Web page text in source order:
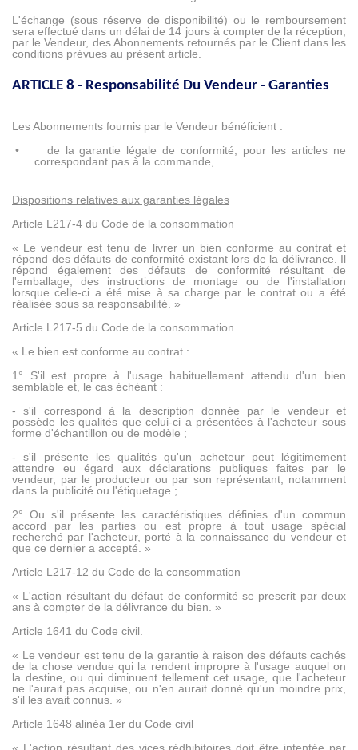
L'échange (sous réserve de disponibilité) ou le remboursement
sera effectué dans un délai de 14 jours à compter de la réception,
par le Vendeur, des Abonnements retournés par le Client dans les
conditions prévues au présent article.
ARTICLE 8 - Responsabilité Du Vendeur - Garanties
Les Abonnements fournis par le Vendeur bénéficient :
•
de la garantie légale de conformité, pour les articles ne
correspondant pas à la commande,
Dispositions relatives aux garanties légales
Article L217-4 du Code de la consommation
« Le vendeur est tenu de livrer un bien conforme au contrat et
répond des défauts de conformité existant lors de la délivrance. Il
répond également des défauts de conformité résultant de
l'emballage, des instructions de montage ou de l'installation
lorsque celle-ci a été mise à sa charge par le contrat ou a été
réalisée sous sa responsabilité. »
Article L217-5 du Code de la consommation
« Le bien est conforme au contrat :
1° S'il est propre à l'usage habituellement attendu d'un bien
semblable et, le cas échéant :
- s'il correspond à la description donnée par le vendeur et
possède les qualités que celui-ci a présentées à l'acheteur sous
forme d'échantillon ou de modèle ;
- s'il présente les qualités qu'un acheteur peut légitimement
attendre eu égard aux déclarations publiques faites par le
vendeur, par le producteur ou par son représentant, notamment
dans la publicité ou l'étiquetage ;
2° Ou s'il présente les caractéristiques définies d'un commun
accord par les parties ou est propre à tout usage spécial
recherché par l'acheteur, porté à la connaissance du vendeur et
que ce dernier a accepté. »
Article L217-12 du Code de la consommation
« L'action résultant du défaut de conformité se prescrit par deux
ans à compter de la délivrance du bien. »
Article 1641 du Code civil.
« Le vendeur est tenu de la garantie à raison des défauts cachés
de la chose vendue qui la rendent impropre à l'usage auquel on
la destine, ou qui diminuent tellement cet usage, que l'acheteur
ne l'aurait pas acquise, ou n'en aurait donné qu'un moindre prix,
s'il les avait connus. »
Article 1648 alinéa 1er du Code civil